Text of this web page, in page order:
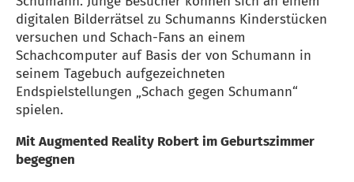
digitalen Bilderrätsel zu Schumanns Kinderstücken
versuchen und Schach-Fans an einem
Schachcomputer auf Basis der von Schumann in
seinem Tagebuch aufgezeichneten
Endspielstellungen „Schach gegen Schumann“
spielen.
Mit Augmented Reality Robert im Geburtszimmer
begegnen